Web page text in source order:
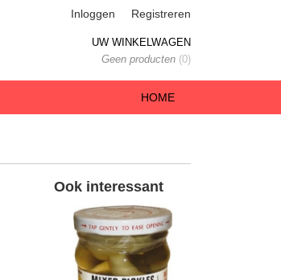
Inloggen Registreren
UW WINKELWAGEN
Geen producten (0)
HOME
Ook interessant